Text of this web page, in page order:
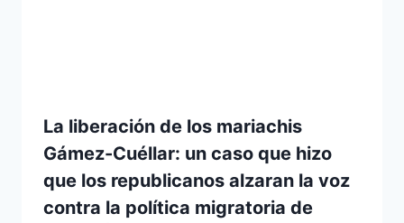
La liberación de los mariachis
Gámez-Cuéllar: un caso que hizo
que los republicanos alzaran la voz
contra la política migratoria de